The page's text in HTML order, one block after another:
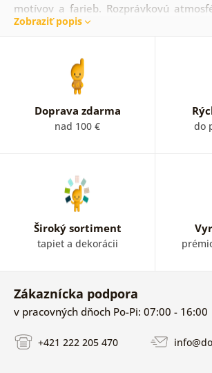
motívov a farieb. Rozprávkovú
dotvoriť obrazy na stenu. Obrazy do
na plátne so zvieratkami
pestrofarebnú alternatívu. Nech
akokoľvek, obraz do detskej izby
myseľvašich detí. Urobte vašim
prezrite si našu ponuku obrazov do
Zobraziť popis
Doprava zdarma
nad 100 € do
Široký sortiment
tapiet a dekorácii
Zákaznícka podpora
v pracovných dňoch Po-Pi: 07:00 - 16:00
+421 222 205 470